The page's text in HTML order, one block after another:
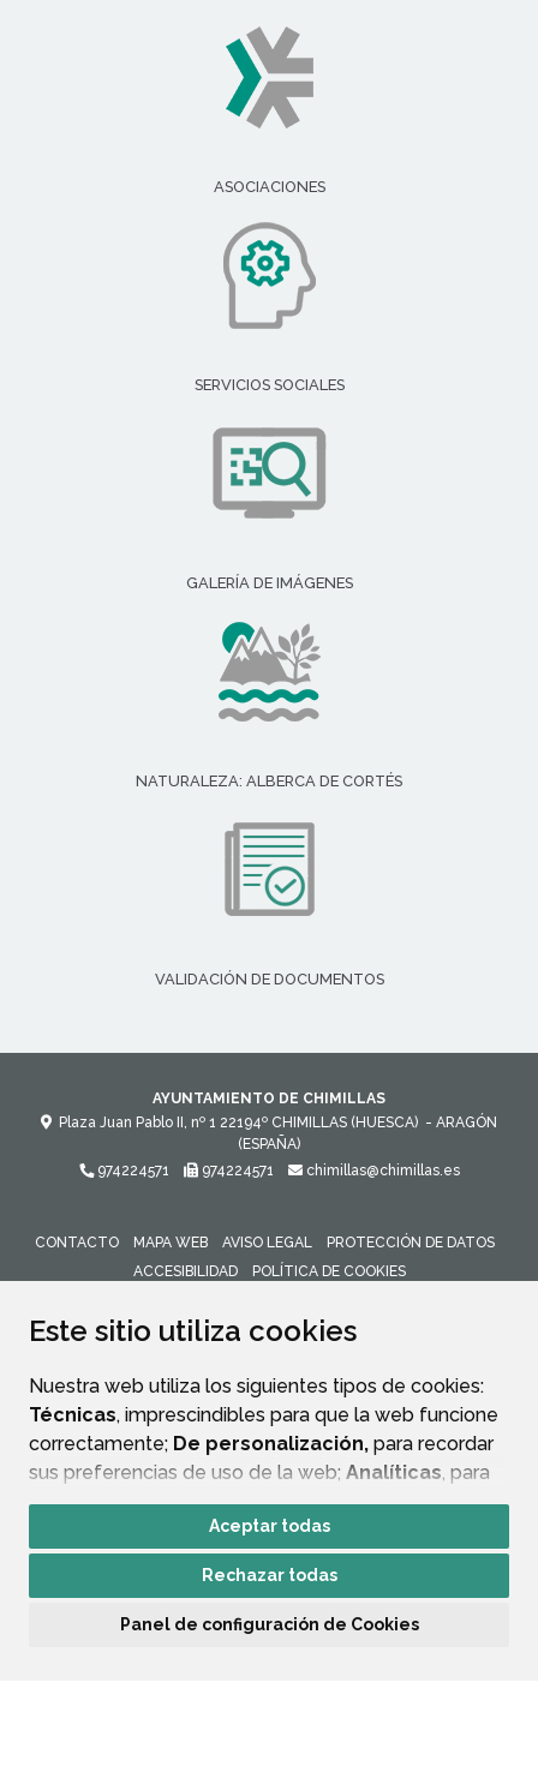
Este sitio utiliza cookies
Nuestra web utiliza los siguientes tipos de cookies:
Técnicas, imprescindibles para que la web funcione
correctamente; De personalización, para recordar
sus preferencias de uso de la web; Analíticas, para
mejorar el funcionamiento de la web y sus servicios.
Si acepta pulsando el botón“Aceptar todas”
consideramos que acepta su uso. Si pulsa el botón
ninguna acción, se guardarán las cookies técnicas
Aceptar todas
Rechazar todas
Panel de configuración de Cookies
ASOCIACIONES
SERVICIOS SOCIALES
GALERÍA DE IMÁGENES
NATURALEZA: ALBERCA DE CORTÉS
VALIDACIÓN DE DOCUMENTOS
AYUNTAMIENTO DE CHIMILLAS
Plaza Juan Pablo II, nº 1 22194º CHIMILLAS (HUESCA) - ARAGÓN
(ESPAÑA)
974224571
974224571 chimillas@chimillas.es
CONTACTO MAPA WEB AVISO LEGAL
PROTECCIÓN DE DATOS
ACCESIBILIDAD
POLÍTICA DE COOKIES